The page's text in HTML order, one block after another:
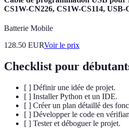
CS1W-CN226, CS1W-CS114,
Batterie Mobile
128.50 EURVoir le prix
Checklist pour
[ ] Définir une idée de projet.
[ ] Installer Python et un IDE.
[ ] Créer un plan détaillé des
[ ] Développer le code en
[ ] Tester et déboguer le projet.